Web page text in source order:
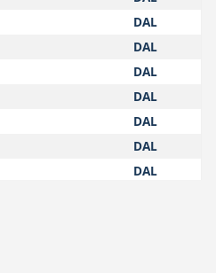
DAL
DAL
DAL
DAL
DAL
DAL
DAL